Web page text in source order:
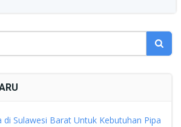
di Sulawesi Barat Untuk Kebutuhan Pipa